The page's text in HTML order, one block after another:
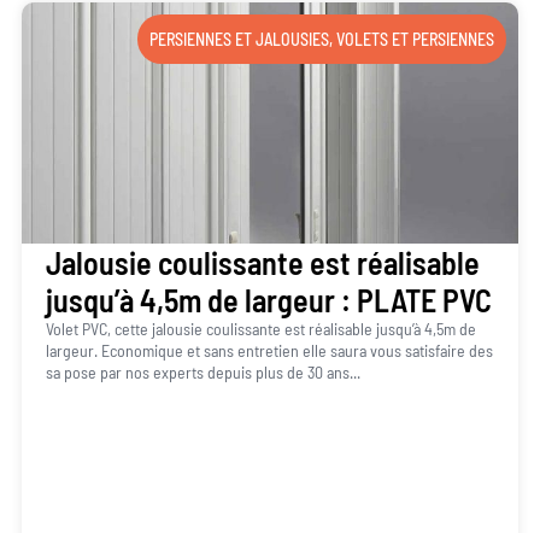
PERSIENNES ET JALOUSIES,VOLETS ET PERSIENNES
Jalousie coulissante est réalisable
jusqu’à 4,5m de largeur : PLATE PVC
Volet PVC, cette jalousie coulissante est réalisable jusqu’à 4,5m de
largeur. Economique et sans entretien elle saura vous satisfaire des
sa pose par nos experts depuis plus de 30 ans...